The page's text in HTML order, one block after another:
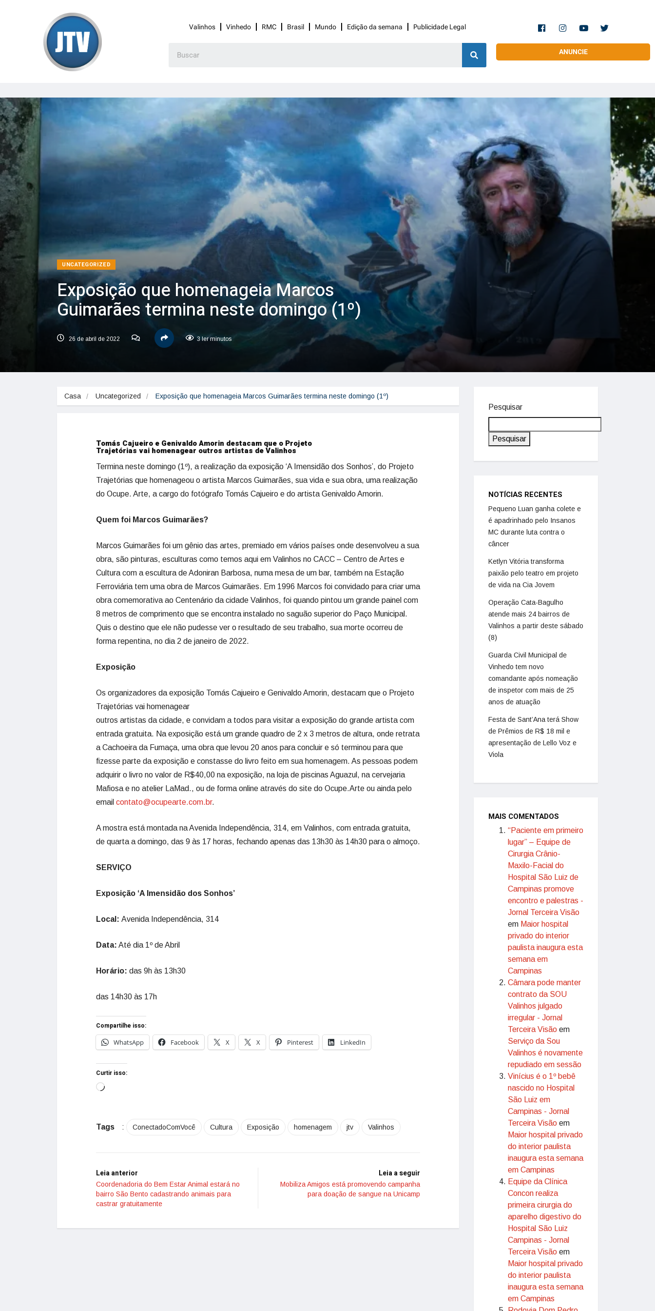
Valinhos Vinhedo RMC Brasil Mundo Edição da semana Publicidade Legal
ANUNCIE
UNCATEGORIZED
Exposição que homenageia Marcos
Guimarães termina neste domingo (1º)
26 de abril de 2022 3 ler minutos
Casa Uncategorized Exposição que homenageia Marcos Guimarães termina neste domingo (1º)
Tomás Cajueiro e Genivaldo Amorin destacam que o Projeto
Trajetórias vai homenagear outros artistas de Valinhos
Termina neste domingo (1º), a realização da exposição ‘A Imensidão dos Sonhos’, do Projeto
Trajetórias que homenageou o artista Marcos Guimarães, sua vida e sua obra, uma realização
do Ocupe. Arte, a cargo do fotógrafo Tomás Cajueiro e do artista Genivaldo Amorin.
Quem foi Marcos Guimarães?
Marcos Guimarães foi um gênio das artes, premiado em vários países onde desenvolveu a sua
obra, são pinturas, esculturas como temos aqui em Valinhos no CACC – Centro de Artes e
Cultura com a escultura de Adoniran Barbosa, numa mesa de um bar, também na Estação
Ferroviária tem uma obra de Marcos Guimarães. Em 1996 Marcos foi convidado para criar uma
obra comemorativa ao Centenário da cidade Valinhos, foi quando pintou um grande painel com
8 metros de comprimento que se encontra instalado no saguão superior do Paço Municipal.
Quis o destino que ele não pudesse ver o resultado de seu trabalho, sua morte ocorreu de
forma repentina, no dia 2 de janeiro de 2022.
Exposição
Os organizadores da exposição Tomás Cajueiro e Genivaldo Amorin, destacam que o Projeto
Trajetórias vai homenagear
outros artistas da cidade, e convidam a todos para visitar a exposição do grande artista com
entrada gratuita. Na exposição está um grande quadro de 2 x 3 metros de altura, onde retrata
a Cachoeira da Fumaça, uma obra que levou 20 anos para concluir e só terminou para que
fizesse parte da exposição e constasse do livro feito em sua homenagem. As pessoas podem
adquirir o livro no valor de R$40,00 na exposição, na loja de piscinas Aguazul, na cervejaria
Mafiosa e no atelier LaMad., ou de forma online através do site do Ocupe.Arte ou ainda pelo
email contato@ocupearte.com.br.
A mostra está montada na Avenida Independência, 314, em Valinhos, com entrada gratuita,
de quarta a domingo, das 9 às 17 horas, fechando apenas das 13h30 às 14h30 para o almoço.
SERVIÇO
Exposição ‘A Imensidão dos Sonhos’
Local: Avenida Independência, 314
Data: Até dia 1º de Abril
Horário: das 9h às 13h30
das 14h30 às 17h
Compartilhe isso:
WhatsApp
Facebook X X Pinterest LinkedIn
Curtir isso:
Tags : ConectadoComVocê Cultura Exposição homenagem jtv Valinhos
Leia anterior
Coordenadoria do Bem Estar Animal estará no
bairro São Bento cadastrando animais para
castrar gratuitamente
Leia a seguir
Mobiliza Amigos está promovendo campanha
para doação de sangue na Unicamp
Pesquisar
Pesquisar
NOTÍCIAS RECENTES
Pequeno Luan ganha colete e
é apadrinhado pelo Insanos
MC durante luta contra o
câncer
Ketlyn Vitória transforma
paixão pelo teatro em projeto
de vida na Cia Jovem
Operação Cata-Bagulho
atende mais 24 bairros de
Valinhos a partir deste sábado
(8)
Guarda Civil Municipal de
Vinhedo tem novo
comandante após nomeação
de inspetor com mais de 25
anos de atuação
Festa de Sant’Ana terá Show
de Prêmios de R$ 18 mil e
apresentação de Lello Voz e
Viola
MAIS COMENTADOS
“Paciente em primeiro
lugar” – Equipe de
Cirurgia Crânio-
Maxilo-Facial do
Hospital São Luiz de
Campinas promove
encontro e palestras -
Jornal Terceira Visão
em Maior hospital
privado do interior
paulista inaugura esta
semana em
Campinas
Câmara pode manter
contrato da SOU
Valinhos julgado
irregular - Jornal
Terceira Visão em
Serviço da Sou
Valinhos é novamente
repudiado em sessão
Vinícius é o 1º bebê
nascido no Hospital
São Luiz em
Campinas - Jornal
Terceira Visão em
Maior hospital privado
do interior paulista
inaugura esta semana
em Campinas
Equipe da Clínica
Concon realiza
primeira cirurgia do
aparelho digestivo do
Hospital São Luiz
Campinas - Jornal
Terceira Visão em
Maior hospital privado
do interior paulista
inaugura esta semana
em Campinas